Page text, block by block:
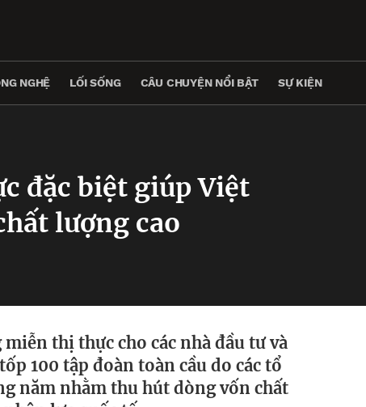
NGHỆ LỐI SỐNG CÂU CHUYỆN NỔI BẬT SỰ KIỆN
đặc biệt giúp Việt
lượng cao
thị thực cho các nhà đầu tư và
100 tập đoàn toàn cầu do các tổ
năm nhằm thu hút dòng vốn chất